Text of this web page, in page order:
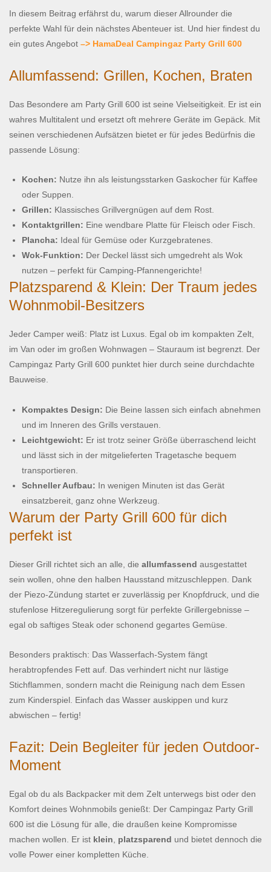
In diesem Beitrag erfährst du, warum dieser Allrounder die
perfekte Wahl für dein nächstes Abenteuer ist. Und hier findest du
ein gutes Angebot –> HamaDeal Campingaz Party Grill 600
Allumfassend: Grillen, Kochen, Braten
Das Besondere am Party Grill 600 ist seine Vielseitigkeit. Er ist ein
wahres Multitalent und ersetzt oft mehrere Geräte im Gepäck. Mit
seinen verschiedenen Aufsätzen bietet er für jedes Bedürfnis die
passende Lösung:
Kochen: Nutze ihn als leistungsstarken Gaskocher für Kaffee
oder Suppen.
Grillen: Klassisches Grillvergnügen auf dem Rost.
Kontaktgrillen: Eine wendbare Platte für Fleisch oder Fisch.
Plancha: Ideal für Gemüse oder Kurzgebratenes.
Wok-Funktion: Der Deckel lässt sich umgedreht als Wok
nutzen – perfekt für Camping-Pfannengerichte!
Platzsparend & Klein: Der Traum jedes
Wohnmobil-Besitzers
Jeder Camper weiß: Platz ist Luxus. Egal ob im kompakten Zelt,
im Van oder im großen Wohnwagen – Stauraum ist begrenzt. Der
Campingaz Party Grill 600 punktet hier durch seine durchdachte
Bauweise.
Kompaktes Design: Die Beine lassen sich einfach abnehmen
und im Inneren des Grills verstauen.
Leichtgewicht: Er ist trotz seiner Größe überraschend leicht
und lässt sich in der mitgelieferten Tragetasche bequem
transportieren.
Schneller Aufbau: In wenigen Minuten ist das Gerät
einsatzbereit, ganz ohne Werkzeug.
Warum der Party Grill 600 für dich
perfekt ist
Dieser Grill richtet sich an alle, die allumfassend ausgestattet
sein wollen, ohne den halben Hausstand mitzuschleppen. Dank
der Piezo-Zündung startet er zuverlässig per Knopfdruck, und die
stufenlose Hitzeregulierung sorgt für perfekte Grillergebnisse –
egal ob saftiges Steak oder schonend gegartes Gemüse.
Besonders praktisch: Das Wasserfach-System fängt
herabtropfendes Fett auf. Das verhindert nicht nur lästige
Stichflammen, sondern macht die Reinigung nach dem Essen
zum Kinderspiel. Einfach das Wasser auskippen und kurz
abwischen – fertig!
Fazit: Dein Begleiter für jeden Outdoor-
Moment
Egal ob du als Backpacker mit dem Zelt unterwegs bist oder den
Komfort deines Wohnmobils genießt: Der Campingaz Party Grill
600 ist die Lösung für alle, die draußen keine Kompromisse
machen wollen. Er ist klein platzsparend und bietet dennoch die
volle Power einer kompletten Küche.